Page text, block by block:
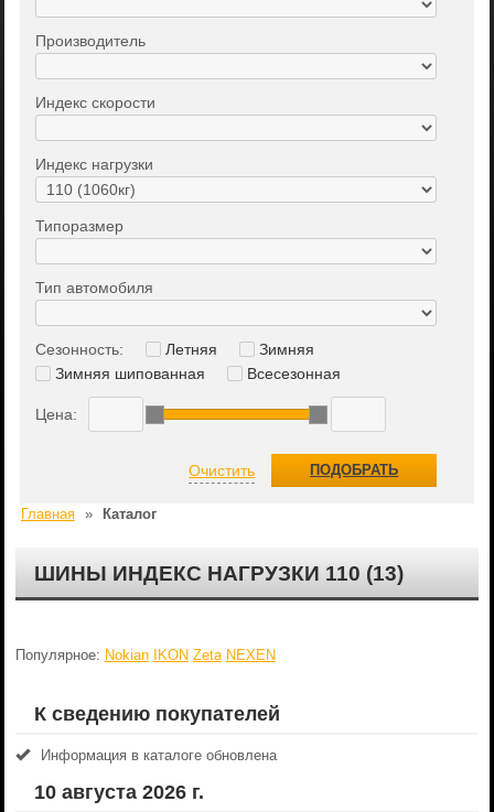
Главная » Каталог
ШИНЫ ИНДЕКС НАГРУЗКИ 110 (13)
Популярное: Nokian IKON Zeta NEXEN
К сведению покупателей
Информация в каталоге обновлена
10 августа 2026 г.
Производитель
Индекс скорости
Индекс нагрузки
Типоразмер
Тип автомобиля
Сезонность: Летняя
Зимняя
Зимняя шипованная
Всесезонная
Цена:
Очистить ПОДОБРАТЬ